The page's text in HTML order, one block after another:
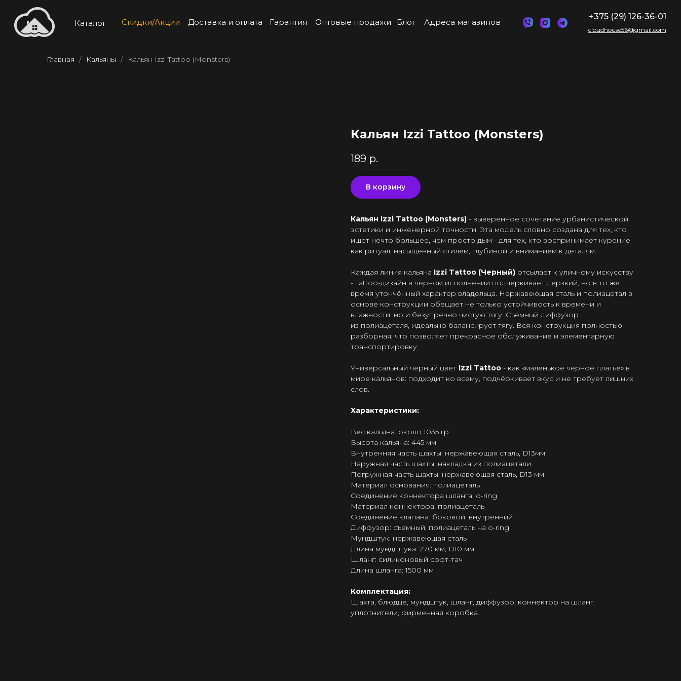
Каталог Скидки/Акции Доставка и оплата Гарантия Оптовые продажи Блог Адреса магазинов
+375 (29) 126-36-01
cloudhouse56@gmail.com
Главная Кальяны Кальян Izzi Tattoo (Monsters)
Кальян Izzi Tattoo (Monsters)
189 р.
В корзину
Кальян Izzi Tattoo (Monsters) - выверенное сочетание урбанистической
эстетики и инженерной точности. Эта модель словно создана для тех, кто
ищет нечто большее, чем просто дым - для тех, кто воспринимает курение
как ритуал, насыщенный стилем, глубиной и вниманием к деталям.
Каждая линия кальяна Izzi Tattoo (Черный) отсылает к уличному искусству
- Tattoo-дизайн в черном исполнении подчёркивает дерзкий, но в то же
время утончённый характер владельца. Нержавеющая сталь и полиацетал в
основе конструкции обещает не только устойчивость к времени и
влажности, но и безупречно чистую тягу. Съемный диффузор
из полиацеталя, идеально балансирует тягу. Вся конструкция полностью
разборная, что позволяет прекрасное обслуживание и элементарную
транспортировку.
Универсальный чёрный цвет Izzi Tattoo - как «маленькое чёрное платье» в
мире кальянов: подходит ко всему, подчёркивает вкус и не требует лишних
слов.
Характеристики:
Вес кальяна: около 1035 гр
Высота кальяна: 445 мм
Внутренняя часть шахты: нержавеющая сталь, D13мм
Наружная часть шахты: накладка из полиацетали
Погружная часть шахты: нержавеющая сталь, D13 мм
Материал основания: полиацеталь
Соединение коннектора шланга: o-ring
Материал коннектора: полиацеталь
Соединение клапана: боковой, внутренний
Диффузор: съемный, полиацеталь на o-ring
Мундштук: нержавеющая сталь
Длина мундштука: 270 мм, D10 мм
Шланг: силиконовый софт-тач
Длина шланга: 1500 мм
Комплектация:
Шахта, блюдце, мундштук, шланг, диффузор, коннектор на шланг,
уплотнители, фирменная коробка.